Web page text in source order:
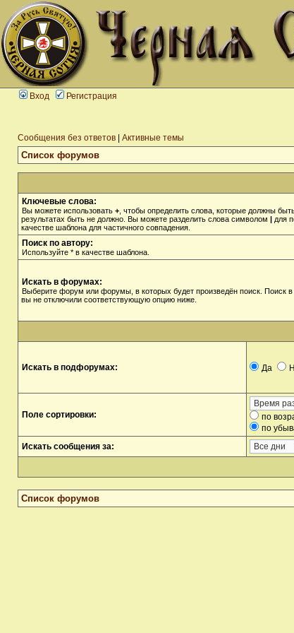
Вход Регистрация
Сообщения без ответов Активные темы
Список форумов
Ключевые слова:
Вы можете использовать + , чтобы определить слова, которые должны
результатах быть не должно. Вы можете разделить слова символом | для
качестве шаблона для частичного совпадения.
Поиск по автору:
Используйте * в качестве шаблона.
Искать в форумах:
Выберите форум или форумы, в которых будет произведён поиск. Поиск
вы не отключили соответствующую опцию ниже.
Искать в подфорумах: Да
Поле сортировки:
по
по
Искать сообщения за:
Список форумов